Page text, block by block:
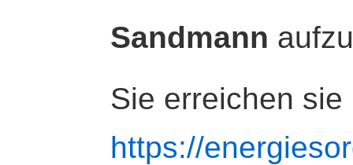
Sandmann
Sie erreichen sie
https://